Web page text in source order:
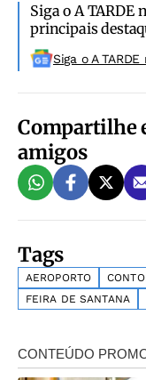
Siga o A TARDE
principais
Siga o A
Compartilhe
amigos
Tags
AEROPORTO
FEIRA DE SANTANA